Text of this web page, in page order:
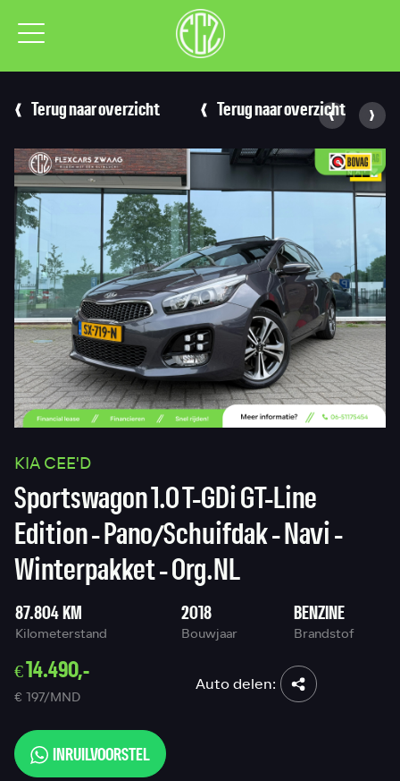
Terug naar overzicht Terug naar overzicht
KIA CEE'D
Sportswagon 1.0 T-GDi GT-Line
Edition - Pano/Schuifdak - Navi -
Winterpakket - Org.NL
87.804 KM
Kilometerstand
2018
Bouwjaar
BENZINE
Brandstof
€ 14.490,-
€ 197/MND
Auto delen:
INRUILVOORSTEL